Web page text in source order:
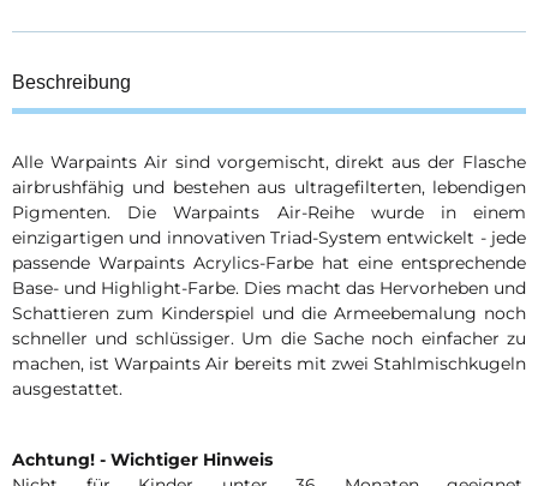
Beschreibung
Alle Warpaints Air sind vorgemischt, direkt aus der Flasche
airbrushfähig und bestehen aus ultragefilterten, lebendigen
Pigmenten. Die Warpaints Air-Reihe wurde in einem
einzigartigen und innovativen Triad-System entwickelt - jede
passende Warpaints Acrylics-Farbe hat eine entsprechende
Base- und Highlight-Farbe. Dies macht das Hervorheben und
Schattieren zum Kinderspiel und die Armeebemalung noch
schneller und schlüssiger. Um die Sache noch einfacher zu
machen, ist Warpaints Air bereits mit zwei Stahlmischkugeln
ausgestattet.
Achtung! - Wichtiger Hinweis